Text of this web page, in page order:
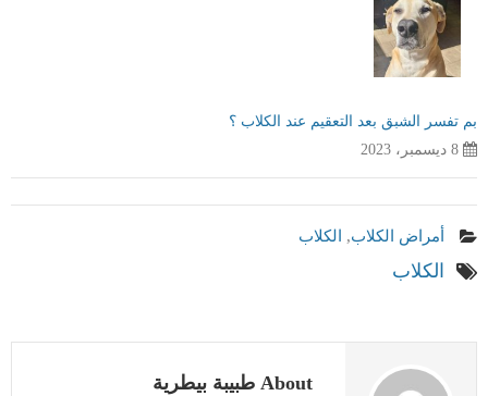
بم تفسر الشبق بعد التعقيم عند الكلاب ؟
8 ديسمبر، 2023
أمراض الكلاب, الكلاب
الكلاب
About طبيبة بيطرية